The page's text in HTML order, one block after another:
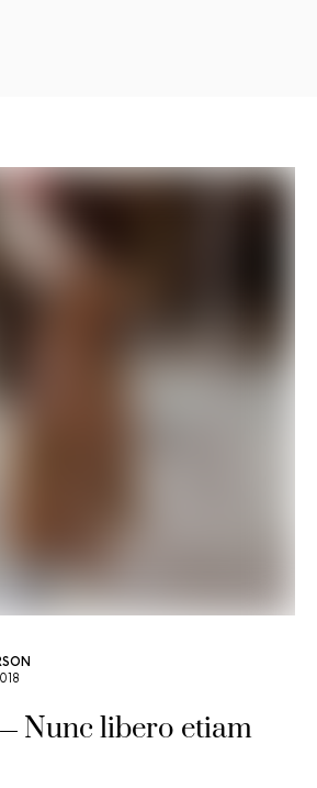
Nunc libero etiam